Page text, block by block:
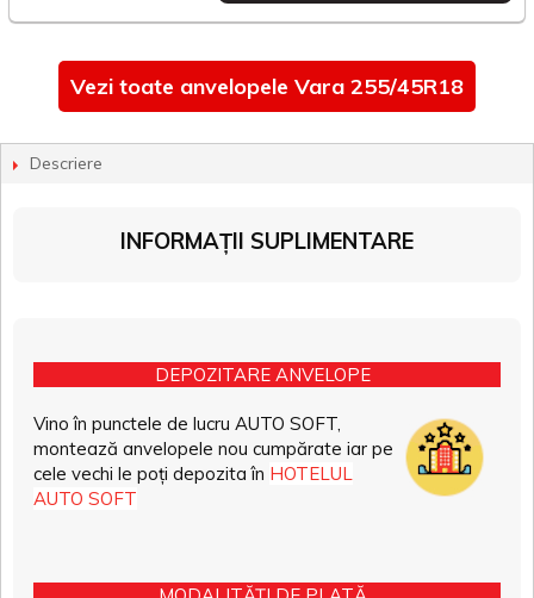
Vezi toate anvelopele Vara 255/45R18
Descriere
INFORMAȚII SUPLIMENTARE
DEPOZITARE ANVELOPE
Vino în punctele de lucru AUTO SOFT,
montează anvelopele nou cumpărate iar pe
cele vechi le poți depozita în HOTELUL
AUTO SOFT